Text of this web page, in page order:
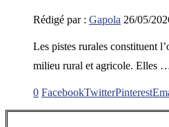
Rédigé par : Gapola 26/05/
Les pistes rurales constituent
milieu rural et agricole. Elles
0 FacebookTwitterPinterest